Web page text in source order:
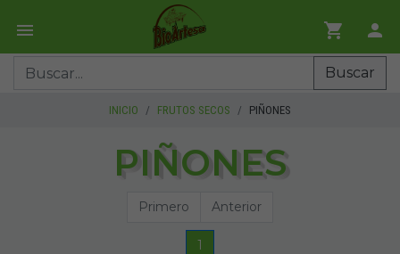
Buscar
INICIO FRUTOS SECOS PIÑONES
PIÑONES
Primero Anterior
1